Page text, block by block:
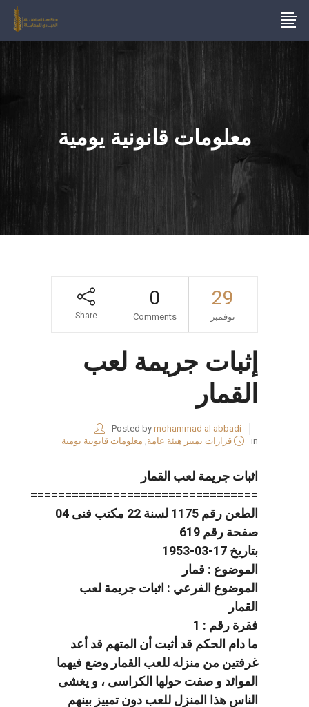
معلومات قانونية يومية
29
نوفمبر
0
Comments
Share
إثبات جريمة لعب
القمار
Posted by mohammad al abbadi
in
قرارات تمييز هيئة عامة, معلومات قانونية يومية
اثبات جريمة لعب القمار
=================================
الطعن رقم 1175 لسنة 22 مكتب فنى 04
صفحة رقم 619
بتاريخ 17-03-1953
الموضوع : قمار
الموضوع الفرعي : اثبات جريمة لعب
القمار
فقرة رقم : 1
ما دام الحكم قد أثبت أن المتهم قد أعد
غرفتين من منزله للعب القمار وضع فيهما
الموائد و صفت حولها الكراسى ، و يغشى
الناس هذا المنزل للعب دون تمييز بينهم